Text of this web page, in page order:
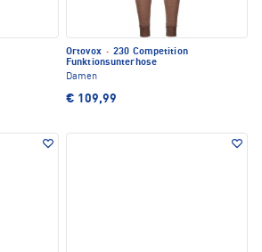
Ortovox · 230 Competition
Funktionsunterhose
Damen
€ 109,99